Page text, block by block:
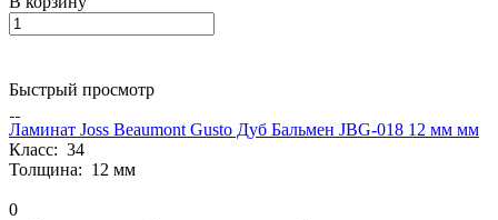
Быстрый просмотр
Ламинат Joss Beaumont Gusto Дуб Бальмен JBG-018 12 мм мм
Класс: 34
Толщина: 12 мм
0